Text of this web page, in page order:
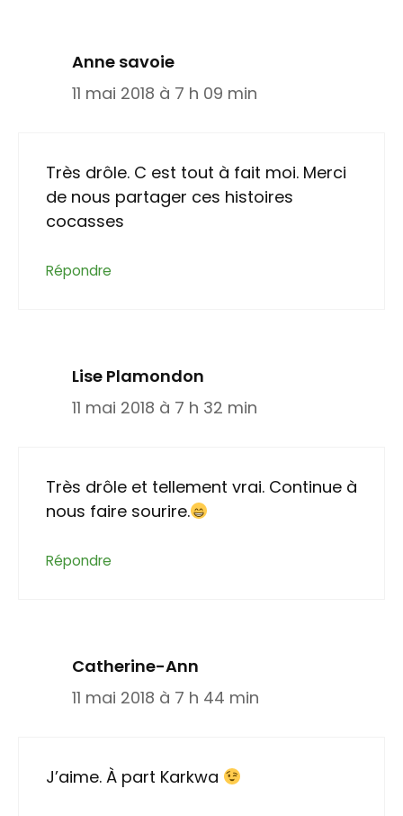
Anne savoie
11 mai 2018 à 7 h 09 min
Très drôle. C est tout à fait moi. Merci
de nous partager ces histoires
cocasses
Répondre
Lise Plamondon
11 mai 2018 à 7 h 32 min
Très drôle et tellement vrai. Continue à
nous faire sourire.
Répondre
Catherine-Ann
11 mai 2018 à 7 h 44 min
J’aime. À part Karkwa